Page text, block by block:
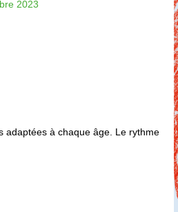
2023
adaptées à chaque âge. Le rythme